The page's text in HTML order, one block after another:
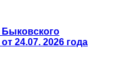
24.07. 2026 года